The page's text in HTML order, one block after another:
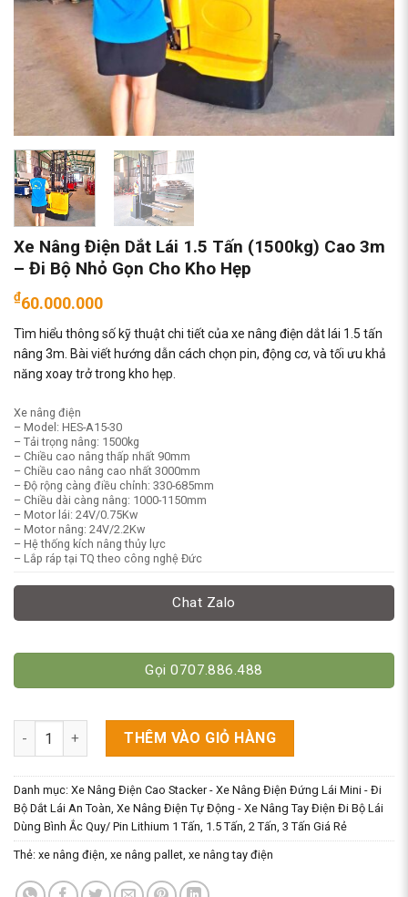
Xe Nâng Điện Dắt Lái 1.5 Tấn (1500kg) Cao 3m
– Đi Bộ Nhỏ Gọn Cho Kho Hẹp
₫60.000.000
Tìm hiểu thông số kỹ thuật chi tiết của xe nâng điện dắt lái 1.5 tấn
nâng 3m. Bài viết hướng dẫn cách chọn pin, động cơ, và tối ưu khả
năng xoay trở trong kho hẹp.
Xe nâng điện
– Model: HES-A15-30
– Tải trọng nâng: 1500kg
– Chiều cao nâng thấp nhất 90mm
– Chiều cao nâng cao nhất 3000mm
– Độ rộng càng điều chỉnh: 330-685mm
– Chiều dài càng nâng: 1000-1150mm
– Motor lái: 24V/0.75Kw
– Motor nâng: 24V/2.2Kw
– Hệ thống kích nâng thủy lực
– Lắp ráp tại TQ theo công nghệ Đức
Chat Zalo
Gọi 0707.886.488
Xe Nâng Điện Dắt Lái 1.5 Tấn (1500kg) Cao 3m – Đi Bộ Nhỏ
THÊM VÀO GIỎ HÀNG
Danh mục: Xe Nâng Điện Cao Stacker - Xe Nâng Điện Đứng Lái Mini - Đi
Bộ Dắt Lái An Toàn, Xe Nâng Điện Tự Động - Xe Nâng Tay Điện Đi Bộ Lái
Dùng Bình Ắc Quy/ Pin Lithium 1 Tấn, 1.5 Tấn, 2 Tấn, 3 Tấn Giá Rẻ
Thẻ: xe nâng điện, xe nâng pallet, xe nâng tay điện